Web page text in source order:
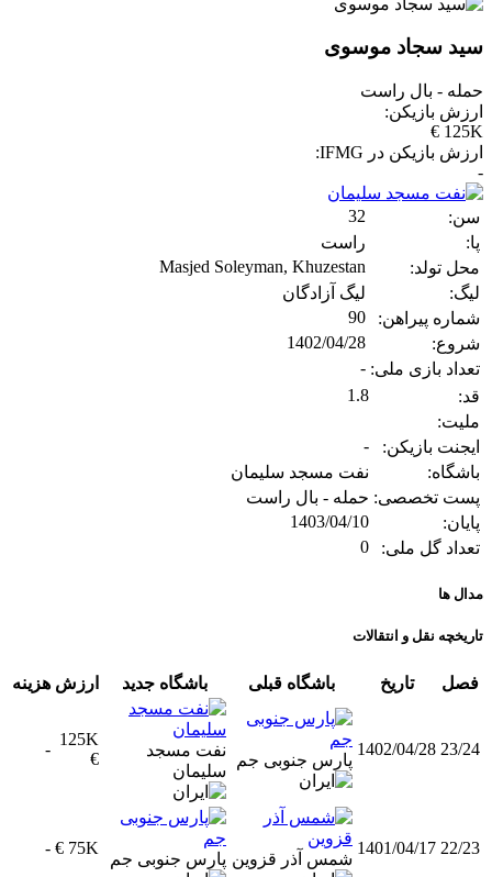
سید سجاد موسوی
حمله - بال راست
ارزش بازیکن:
125K €
ارزش بازیکن در IFMG:
-
سن:
32
پا:
راست
محل تولد:
Masjed Soleyman, Khuzestan
لیگ:
لیگ آزادگان
شماره پیراهن:
90
شروع:
1402/04/28
تعداد بازی ملی: -
قد:
1.8
ملیت:
ایجنت بازیکن:
-
باشگاه:
نفت مسجد سلیمان
پست تخصصی: حمله - بال راست
پایان:
1403/04/10
تعداد گل ملی:
0
مدال ها
تاریخچه نقل و انتقالات
فصل تاریخ باشگاه قبلی باشگاه جدید ارزش هزینه
23/24
1402/04/28
پارس جنوبی جم
نفت مسجد
سلیمان
125K
€
-
22/23
1401/04/17
شمس آذر قزوین پارس جنوبی جم
75K €
-